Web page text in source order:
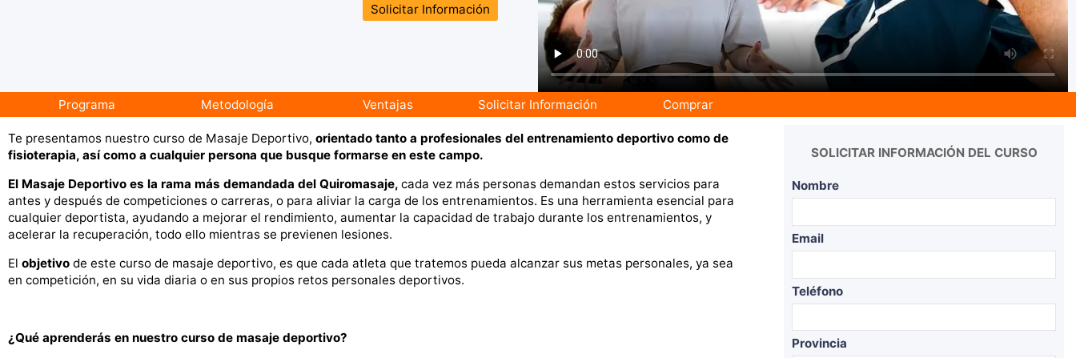
Solicitar Información
Programa Metodología Ventajas Solicitar Información Comprar
Te presentamos nuestro curso de Masaje Deportivo, orientado tanto a profesionales del entrenamiento deportivo como de
fisioterapia, así como a cualquier persona que busque formarse en este campo.
El Masaje Deportivo es la rama más demandada del Quiromasaje, cada vez más personas demandan estos servicios para
antes y después de competiciones o carreras, o para aliviar la carga de los entrenamientos. Es una herramienta esencial para
cualquier deportista, ayudando a mejorar el rendimiento, aumentar la capacidad de trabajo durante los entrenamientos, y
acelerar la recuperación, todo ello mientras se previenen lesiones.
El objetivo de este curso de masaje deportivo, es que cada atleta que tratemos pueda alcanzar sus metas personales, ya sea
en competición, en su vida diaria o en sus propios retos personales deportivos.
¿Qué aprenderás en nuestro curso de masaje deportivo?
SOLICITAR INFORMACIÓN DEL CURSO
Nombre
Email
Teléfono
Provincia